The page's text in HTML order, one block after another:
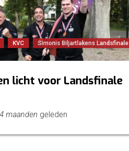
KVC Simonis Biljartlakens Landsfinale
licht voor Landsfinale
maanden geleden